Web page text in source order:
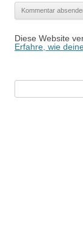
Diese Website
Erfahre, wie